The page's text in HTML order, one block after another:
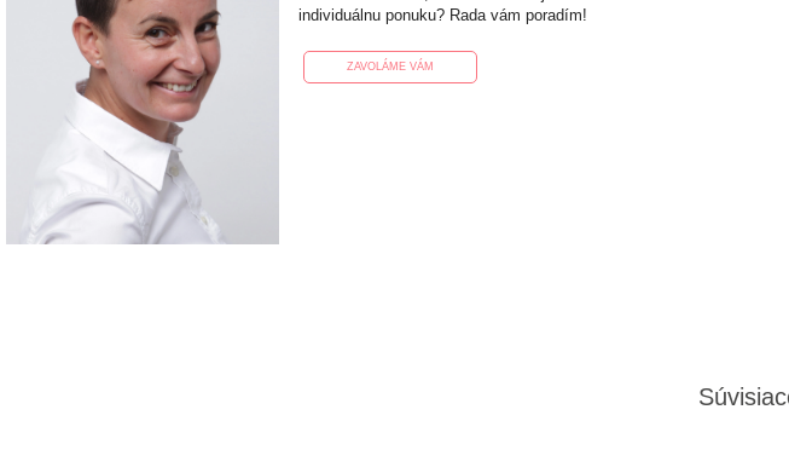
individuálnu ponuku? Rada vám poradím!
ZAVOLÁME VÁM